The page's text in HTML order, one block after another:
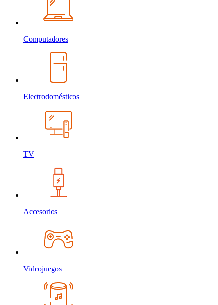
Computadores
Electrodomésticos
TV
Accesorios
Videojuegos